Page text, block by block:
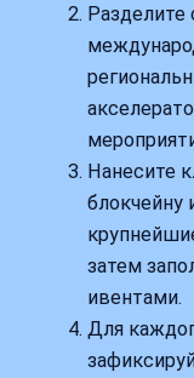
Разделите
Нанесите
блокчейну
затем
ивентами.
Для